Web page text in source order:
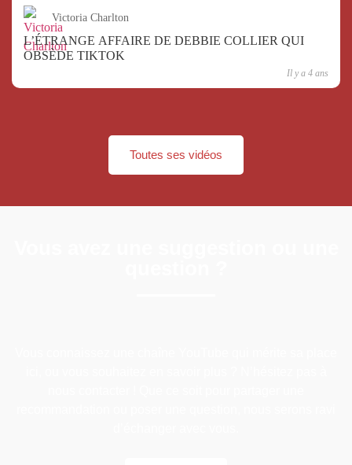
Victoria Charlton
L’ÉTRANGE AFFAIRE DE DEBBIE COLLIER QUI
OBSÈDE TIKTOK
Il y a 4 ans
Toutes ses vidéos